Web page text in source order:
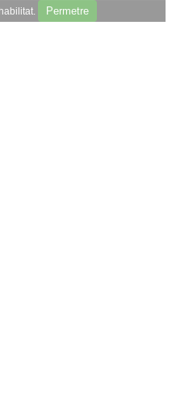
Permetre